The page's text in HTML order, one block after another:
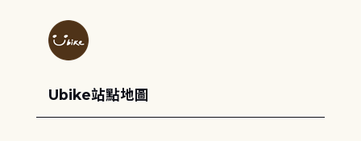
Ubike站點地圖